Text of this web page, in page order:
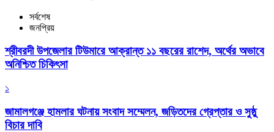
সর্বশেষ
জনপ্রিয়
শ্রীবরদী উপজেলার টিউমারে আক্রান্ত ১১ বছরের রাশেদ, অর্থের অভাবে
অনিশ্চিত চিকিৎসা
১
জামালগঞ্জে হামলার ঘটনায় সংবাদ সম্মেলন, জড়িতদের গ্রেপ্তার ও সুষ্ঠু
বিচার দাবি